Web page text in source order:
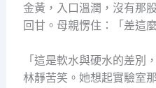
金黃，入口溫潤，沒有那
回甘。母親愣住：「差這麼
「這是軟水與硬水的差別
林靜苦笑。她想起實驗室